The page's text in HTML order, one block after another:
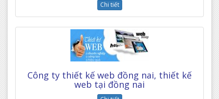
Chi tiết
Công ty thiết kế web đồng nai, thiết kế
web tại đồng nai